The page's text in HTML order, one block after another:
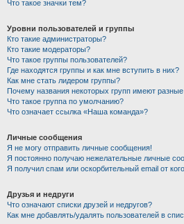
Что такое значки тем?
Уровни пользователей и группы
Кто такие администраторы?
Кто такие модераторы?
Что такое группы пользователей?
Где находятся группы и как мне вступить в них?
Как мне стать лидером группы?
Почему названия некоторых групп имеют разные
Что такое группа по умолчанию?
Что означает ссылка «Наша команда»?
Личные сообщения
Я не могу отправить личные сообщения!
Я постоянно получаю нежелательные личные
Я получил спам или оскорбительный email от
Друзья и недруги
Что означают списки друзей и недругов?
Как мне добавлять/удалять пользователей в